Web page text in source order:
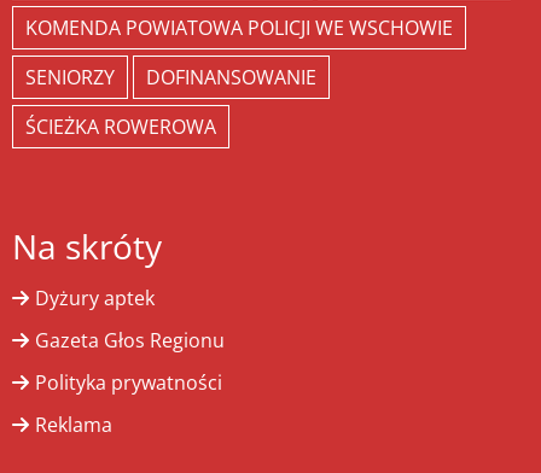
KOMENDA POWIATOWA POLICJI WE WSCHOWIE
SENIORZY
DOFINANSOWANIE
ŚCIEŻKA ROWEROWA
Na skróty
Dyżury aptek
Gazeta Głos Regionu
Polityka prywatności
Reklama